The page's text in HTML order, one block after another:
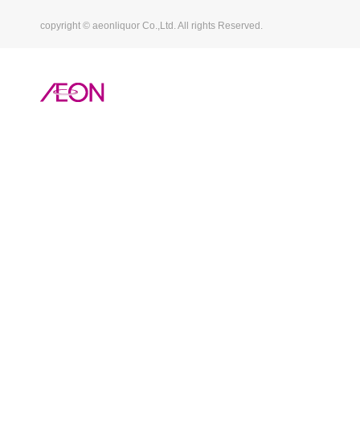
copyright © aeonliquor Co.,Ltd. All rights Reserved.